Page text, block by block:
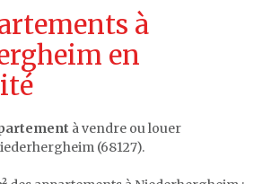
à
en
à vendre ou louer
(68127).